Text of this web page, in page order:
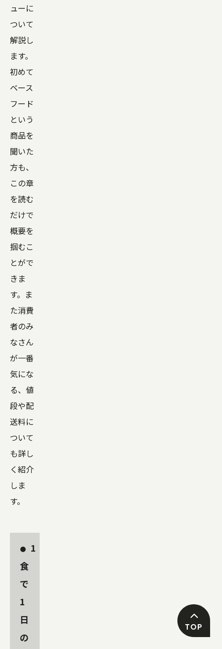
ューに
ついて
解説し
ます。
初めて
ベース
フード
という
商品を
聞いた
方も、
この章
を読む
だけで
概要を
掴むこ
とがで
きま
す。ま
た消費
者のみ
なさん
が一番
気にな
る、値
段や配
送料に
ついて
も詳し
く紹介
しま
す。
1
食
で
1
日
の
TOP